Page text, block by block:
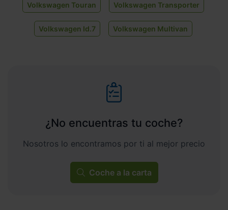
Volkswagen Touran Volkswagen Transporter
Volkswagen Id.7 Volkswagen Multivan
¿No encuentras tu coche?
Nosotros lo encontramos por ti al mejor precio
Coche a la carta